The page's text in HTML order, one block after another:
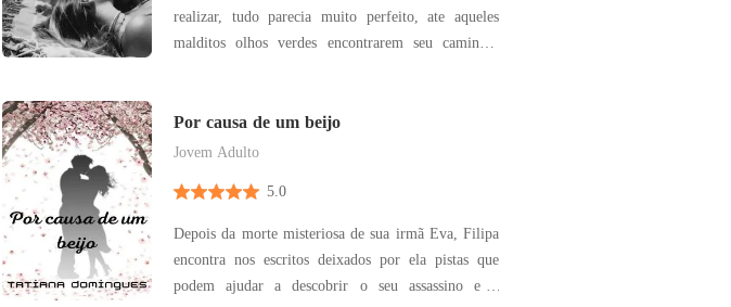
realizar, tudo parecia muito perfeito, ate aqueles
malditos olhos verdes encontrarem seu caminho,
mas para Liz era apenas o início de uma grande e
gostos
Por causa de um beijo
Jovem Adulto
5.0
Depois da morte misteriosa de sua irmã Eva, Filipa
encontra nos escritos deixados por ela pistas que
podem ajudar a descobrir o seu assassino e o